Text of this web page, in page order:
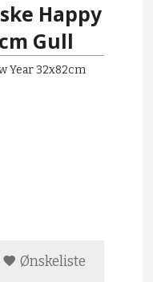
Happy
Gull
Year 32x82cm
Ønskeliste